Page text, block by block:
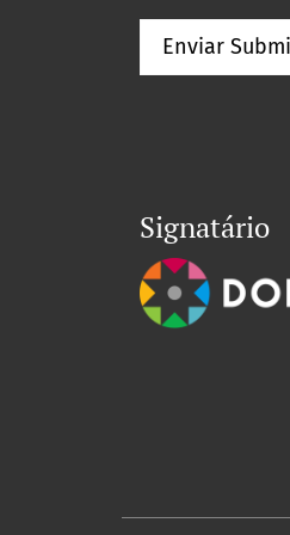
Enviar
Signatário